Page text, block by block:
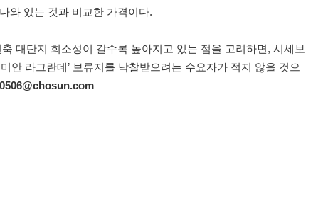
와 있는 것과 비교한 가격이다.
대단지 희소성이 갈수록 높아지고 있는 점을 고려하면, 시세보
안 라그란데’ 보류지를 낙찰받으려는 수요자가 적지 않을 것으